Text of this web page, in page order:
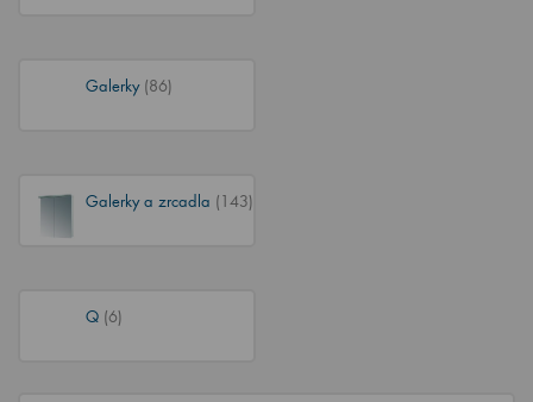
Galerky (86)
Galerky a zrcadla (143)
Q (6)